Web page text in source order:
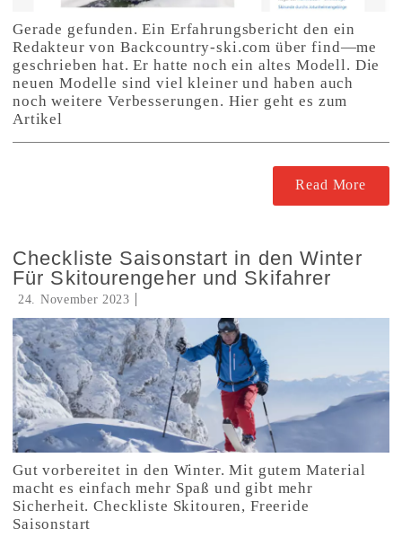
Gerade gefunden. Ein Erfahrungsbericht den ein
Redakteur von Backcountry-ski.com über find—me
geschrieben hat. Er hatte noch ein altes Modell. Die
neuen Modelle sind viel kleiner und haben auch
noch weitere Verbesserungen. Hier geht es zum
Artikel
Read More
Checkliste Saisonstart in den Winter
Für Skitourengeher und Skifahrer
24. November 2023
Gut vorbereitet in den Winter. Mit gutem Material
macht es einfach mehr Spaß und gibt mehr
Sicherheit. Checkliste Skitouren, Freeride
Saisonstart